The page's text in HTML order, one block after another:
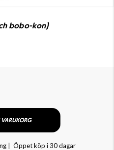
bobo-kon)
| Öppet köp i 30 dagar